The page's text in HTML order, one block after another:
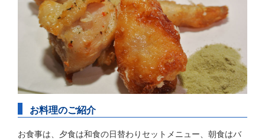
お料理のご紹介
お食事は、夕食は和食の日替わりセットメニュー、朝食はバ